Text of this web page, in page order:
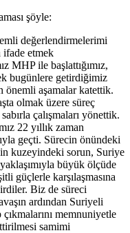
şöyle:
değerlendirmelerimi
ifade etmek
MHP ile başlattığımız,
bugünlere getirdiğimiz
önemli aşamalar katettik.
olmak üzere süreç
çalışmaları yönettik.
22 yıllık zaman
geçti. Sürecin önündeki
kuzeyindeki sorun, Suriye
büyük ölçüde
güçlerle karşılaşmasına
Biz de süreci
ardından Suriyeli
memnuniyetle
samimi